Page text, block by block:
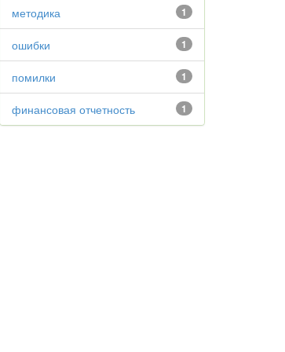
1
методика
1
ошибки
1
помилки
1
финансовая отчетность